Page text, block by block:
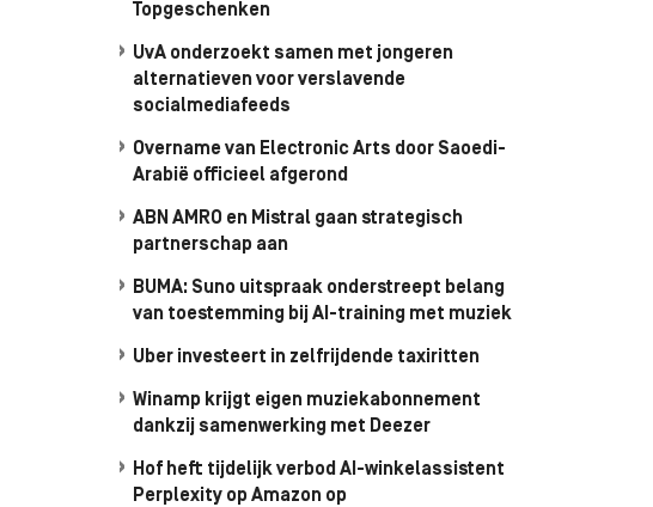
Topgeschenken
UvA onderzoekt samen met jongeren
alternatieven voor verslavende
socialmediafeeds
Overname van Electronic Arts door Saoedi-
Arabië officieel afgerond
ABN AMRO en Mistral gaan strategisch
partnerschap aan
BUMA: Suno uitspraak onderstreept belang
van toestemming bij AI-training met muziek
Uber investeert in zelfrijdende taxiritten
Winamp krijgt eigen muziekabonnement
dankzij samenwerking met Deezer
Hof heft tijdelijk verbod AI-winkelassistent
Perplexity op Amazon op